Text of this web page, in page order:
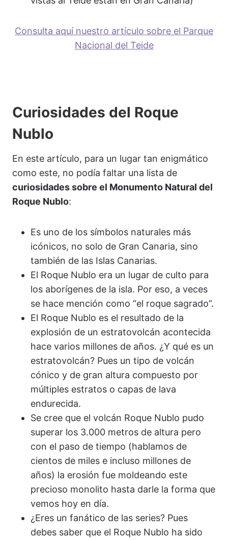
Consulta aquí nuestro artículo sobre el Parque
Nacional del Teide
Curiosidades del Roque
Nublo
En este artículo, para un lugar tan enigmático
como este, no podía faltar una lista de
curiosidades sobre el Monumento Natural del
Roque Nublo:
Es uno de los símbolos naturales más
icónicos, no solo de Gran Canaria, sino
también de las Islas Canarias.
El Roque Nublo era un lugar de culto para
los aborígenes de la isla. Por eso, a veces
se hace mención como “el roque sagrado”.
El Roque Nublo es el resultado de la
explosión de un estratovolcán acontecida
hace varios millones de años. ¿Y qué es un
estratovolcán? Pues un tipo de volcán
cónico y de gran altura compuesto por
múltiples estratos o capas de lava
endurecida.
Se cree que el volcán Roque Nublo pudo
superar los 3.000 metros de altura pero
con el paso de tiempo (hablamos de
cientos de miles e incluso millones de
años) la erosión fue moldeando este
precioso monolito hasta darle la forma que
vemos hoy en día.
¿Eres un fanático de las series? Pues
debes saber que el Roque Nublo ha sido